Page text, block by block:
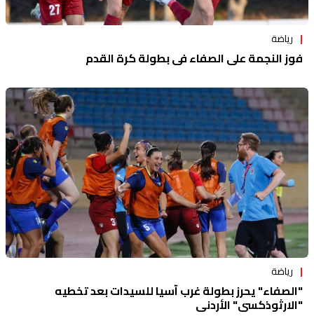
رياضة
فوز النجمة على الصفاء في بطولة كرة القدم
رياضة
"الصفاء" يحرز بطولة غرب آسيا للسيدات بعد تخطيه
"الارثوذكسي" الأردني